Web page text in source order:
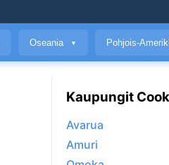
Oseania ▼ Pohjois-
Kaupungit
Avarua
Amuri